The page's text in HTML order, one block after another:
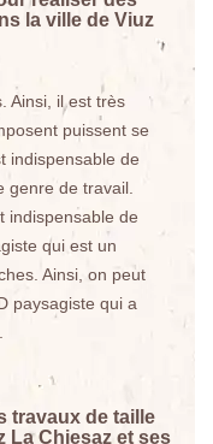
la ville de Viuz
Ainsi, il est très
puissent se
indispensable de
genre de travail.
indispensable de
qui est un
Ainsi, on peut
paysagiste qui a
travaux de taille
La Chiesaz et ses